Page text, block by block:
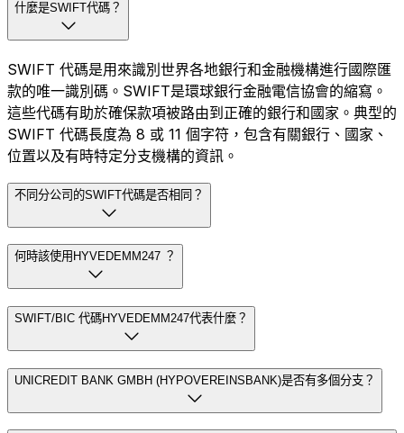
什麼是SWIFT代碼？
SWIFT 代碼是用來識別世界各地銀行和金融機構進行國際匯
款的唯一識別碼。SWIFT是環球銀行金融電信協會的縮寫。
這些代碼有助於確保款項被路由到正確的銀行和國家。典型的
SWIFT 代碼長度為 8 或 11 個字符，包含有關銀行、國家、
位置以及有時特定分支機構的資訊。
不同分公司的SWIFT代碼是否相同？
何時該使用HYVEDEMM247 ？
SWIFT/BIC 代碼HYVEDEMM247代表什麼？
UNICREDIT BANK GMBH (HYPOVEREINSBANK)是否有多個分支？